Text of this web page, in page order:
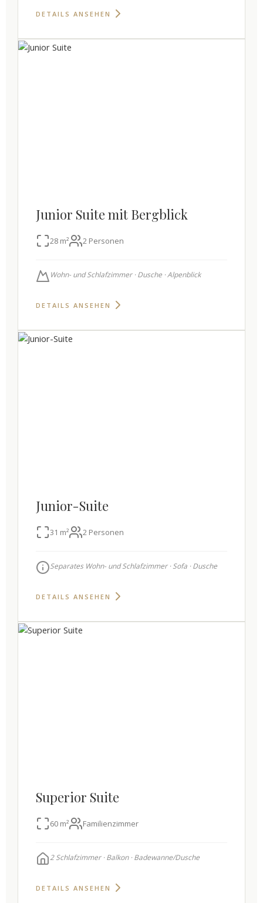
DETAILS ANSEHEN
Junior Suite mit Bergblick
28 m² 2 Personen
Wohn- und Schlafzimmer · Dusche · Alpenblick
DETAILS ANSEHEN
Junior-Suite
31 m² 2 Personen
Separates Wohn- und Schlafzimmer · Sofa · Dusche
DETAILS ANSEHEN
Superior Suite
60 m² Familienzimmer
2 Schlafzimmer · Balkon · Badewanne/Dusche
DETAILS ANSEHEN